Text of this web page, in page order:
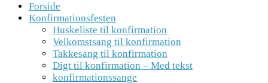
Forside
Konfirmationsfesten
Huskeliste til konfirmation
Velkomstsang til konfirmation
Takkesang til konfirmation
Digt til konfirmation – Med tekst
konfirmationssange